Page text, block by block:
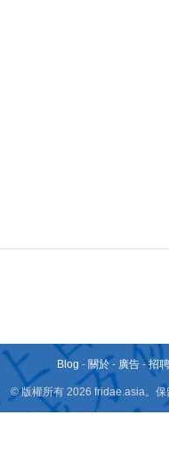
Blog - 關於 - 廣告 -招
© 版權所有 2026 fridae.asia。